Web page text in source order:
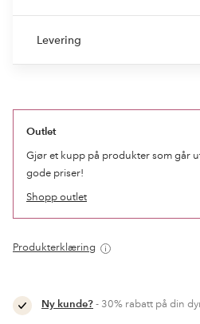
Levering
Outlet
Gjør et kupp på produkter som går
gode priser!
Shopp outlet
Produkterklæring
Ny kunde?- 30% rabatt på din